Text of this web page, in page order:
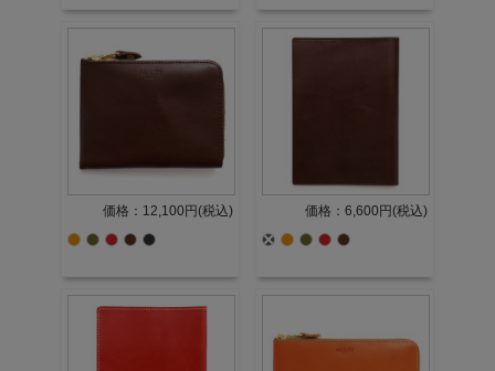
価格：12,100円(税込) 価格：6,600円(税込)